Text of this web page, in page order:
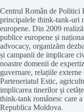
Centrul Român de Politici
principalele think-tank-uri
europene. Din 2009
publice europene și
advocacy, organizăm
și campanii de implicare
noastre domenii de
guvernare, relațiile
Parteneriatul Estic,
implicarea tinerilor și
think-tank românesc care
Republica Moldova.